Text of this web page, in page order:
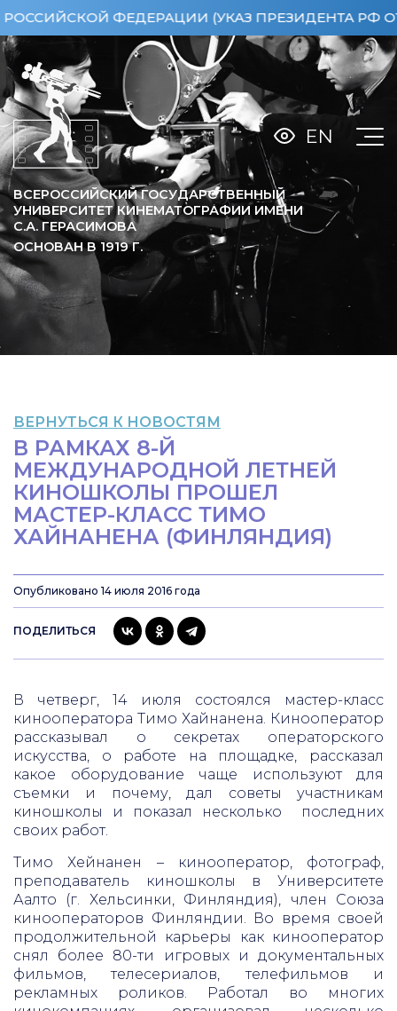
ФЕДЕРАЦИИ (УКАЗ ПРЕЗИДЕНТА РФ ОТ
ВСЕРОССИЙСКИЙ ГОСУДАРСТВЕННЫЙ
УНИВЕРСИТЕТ КИНЕМАТОГРАФИИ ИМЕНИ
С.А. ГЕРАСИМОВА
ОСНОВАН В 1919Г.
EN
ВЕРНУТЬСЯ К НОВОСТЯМ
В РАМКАХ 8-Й
МЕЖДУНАРОДНОЙ ЛЕТНЕЙ
КИНОШКОЛЫ ПРОШЕЛ
МАСТЕР-КЛАСС ТИМО
ХАЙНАНЕНА (ФИНЛЯНДИЯ)
Опубликовано 14 июля 2016 года
ПОДЕЛИТЬСЯ
В четверг, 14 июля состоялся мастер-класс
кинооператора Тимо Хайнанена. Кинооператор
рассказывал о секретах операторского
искусства, о работе на площадке, рассказал
какое оборудование чаще используют для
съемки и почему, дал советы участникам
киношколы и показал несколько последних
своих работ.
Тимо Хейнанен – кинооператор, фотограф,
преподаватель киношколы в Университете
Аалто (г. Хельсинки, Финляндия), член Союза
кинооператоров Финляндии. Во время своей
продолжительной карьеры как кинооператор
снял более 80-ти игровых и документальных
фильмов, телесериалов, телефильмов и
рекламных роликов. Работал во многих